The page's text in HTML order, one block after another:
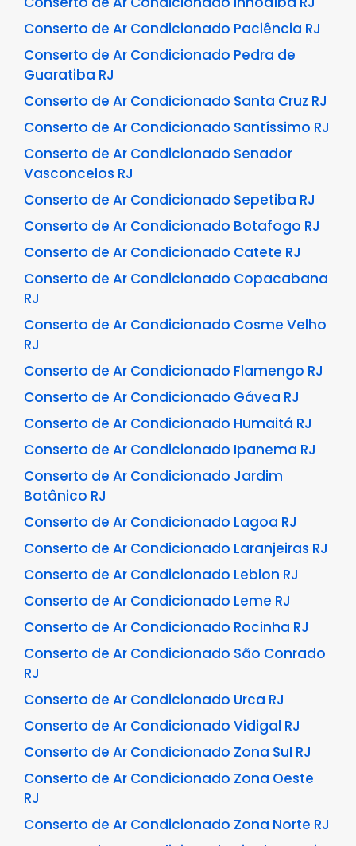
Conserto de Ar Condicionado Paciência RJ
Conserto de Ar Condicionado Pedra de
Guaratiba RJ
Conserto de Ar Condicionado Santa Cruz RJ
Conserto de Ar Condicionado Santíssimo RJ
Conserto de Ar Condicionado Senador
Vasconcelos RJ
Conserto de Ar Condicionado Sepetiba RJ
Conserto de Ar Condicionado Botafogo RJ
Conserto de Ar Condicionado Catete RJ
Conserto de Ar Condicionado Copacabana
RJ
Conserto de Ar Condicionado Cosme Velho
RJ
Conserto de Ar Condicionado Flamengo RJ
Conserto de Ar Condicionado Gávea RJ
Conserto de Ar Condicionado Humaitá RJ
Conserto de Ar Condicionado Ipanema RJ
Conserto de Ar Condicionado Jardim
Botânico RJ
Conserto de Ar Condicionado Lagoa RJ
Conserto de Ar Condicionado Laranjeiras RJ
Conserto de Ar Condicionado Leblon RJ
Conserto de Ar Condicionado Leme RJ
Conserto de Ar Condicionado Rocinha RJ
Conserto de Ar Condicionado São Conrado
RJ
Conserto de Ar Condicionado Urca RJ
Conserto de Ar Condicionado Vidigal RJ
Conserto de Ar Condicionado Zona Sul RJ
Conserto de Ar Condicionado Zona Oeste
RJ
Conserto de Ar Condicionado Zona Norte RJ